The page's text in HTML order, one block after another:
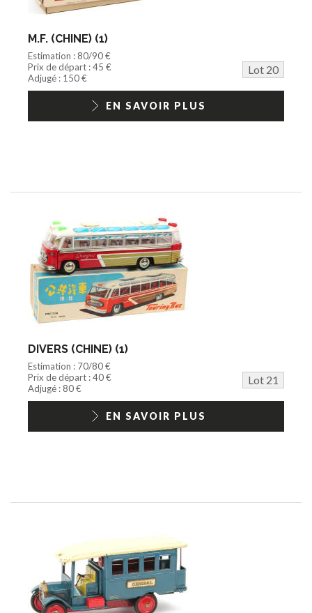
M.F. (CHINE) (1)
Estimation : 80/90 €
Prix de départ : 45 €
Lot 20
Adjugé : 150 €
EN SAVOIR PLUS
DIVERS (CHINE) (1)
Estimation : 70/80 €
Prix de départ : 40 €
Lot 21
Adjugé : 80 €
EN SAVOIR PLUS